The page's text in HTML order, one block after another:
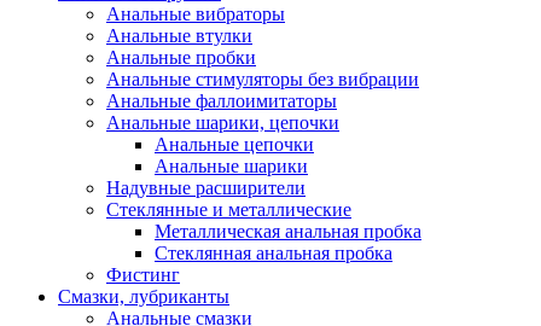
Анальные вибраторы
Анальные втулки
Анальные пробки
Анальные стимуляторы без вибрации
Анальные фаллоимитаторы
Анальные шарики, цепочки
Анальные цепочки
Анальные шарики
Надувные расширители
Стеклянные и металлические
Металлическая анальная пробка
Стеклянная анальная пробка
Фистинг
Смазки, лубриканты
Анальные смазки